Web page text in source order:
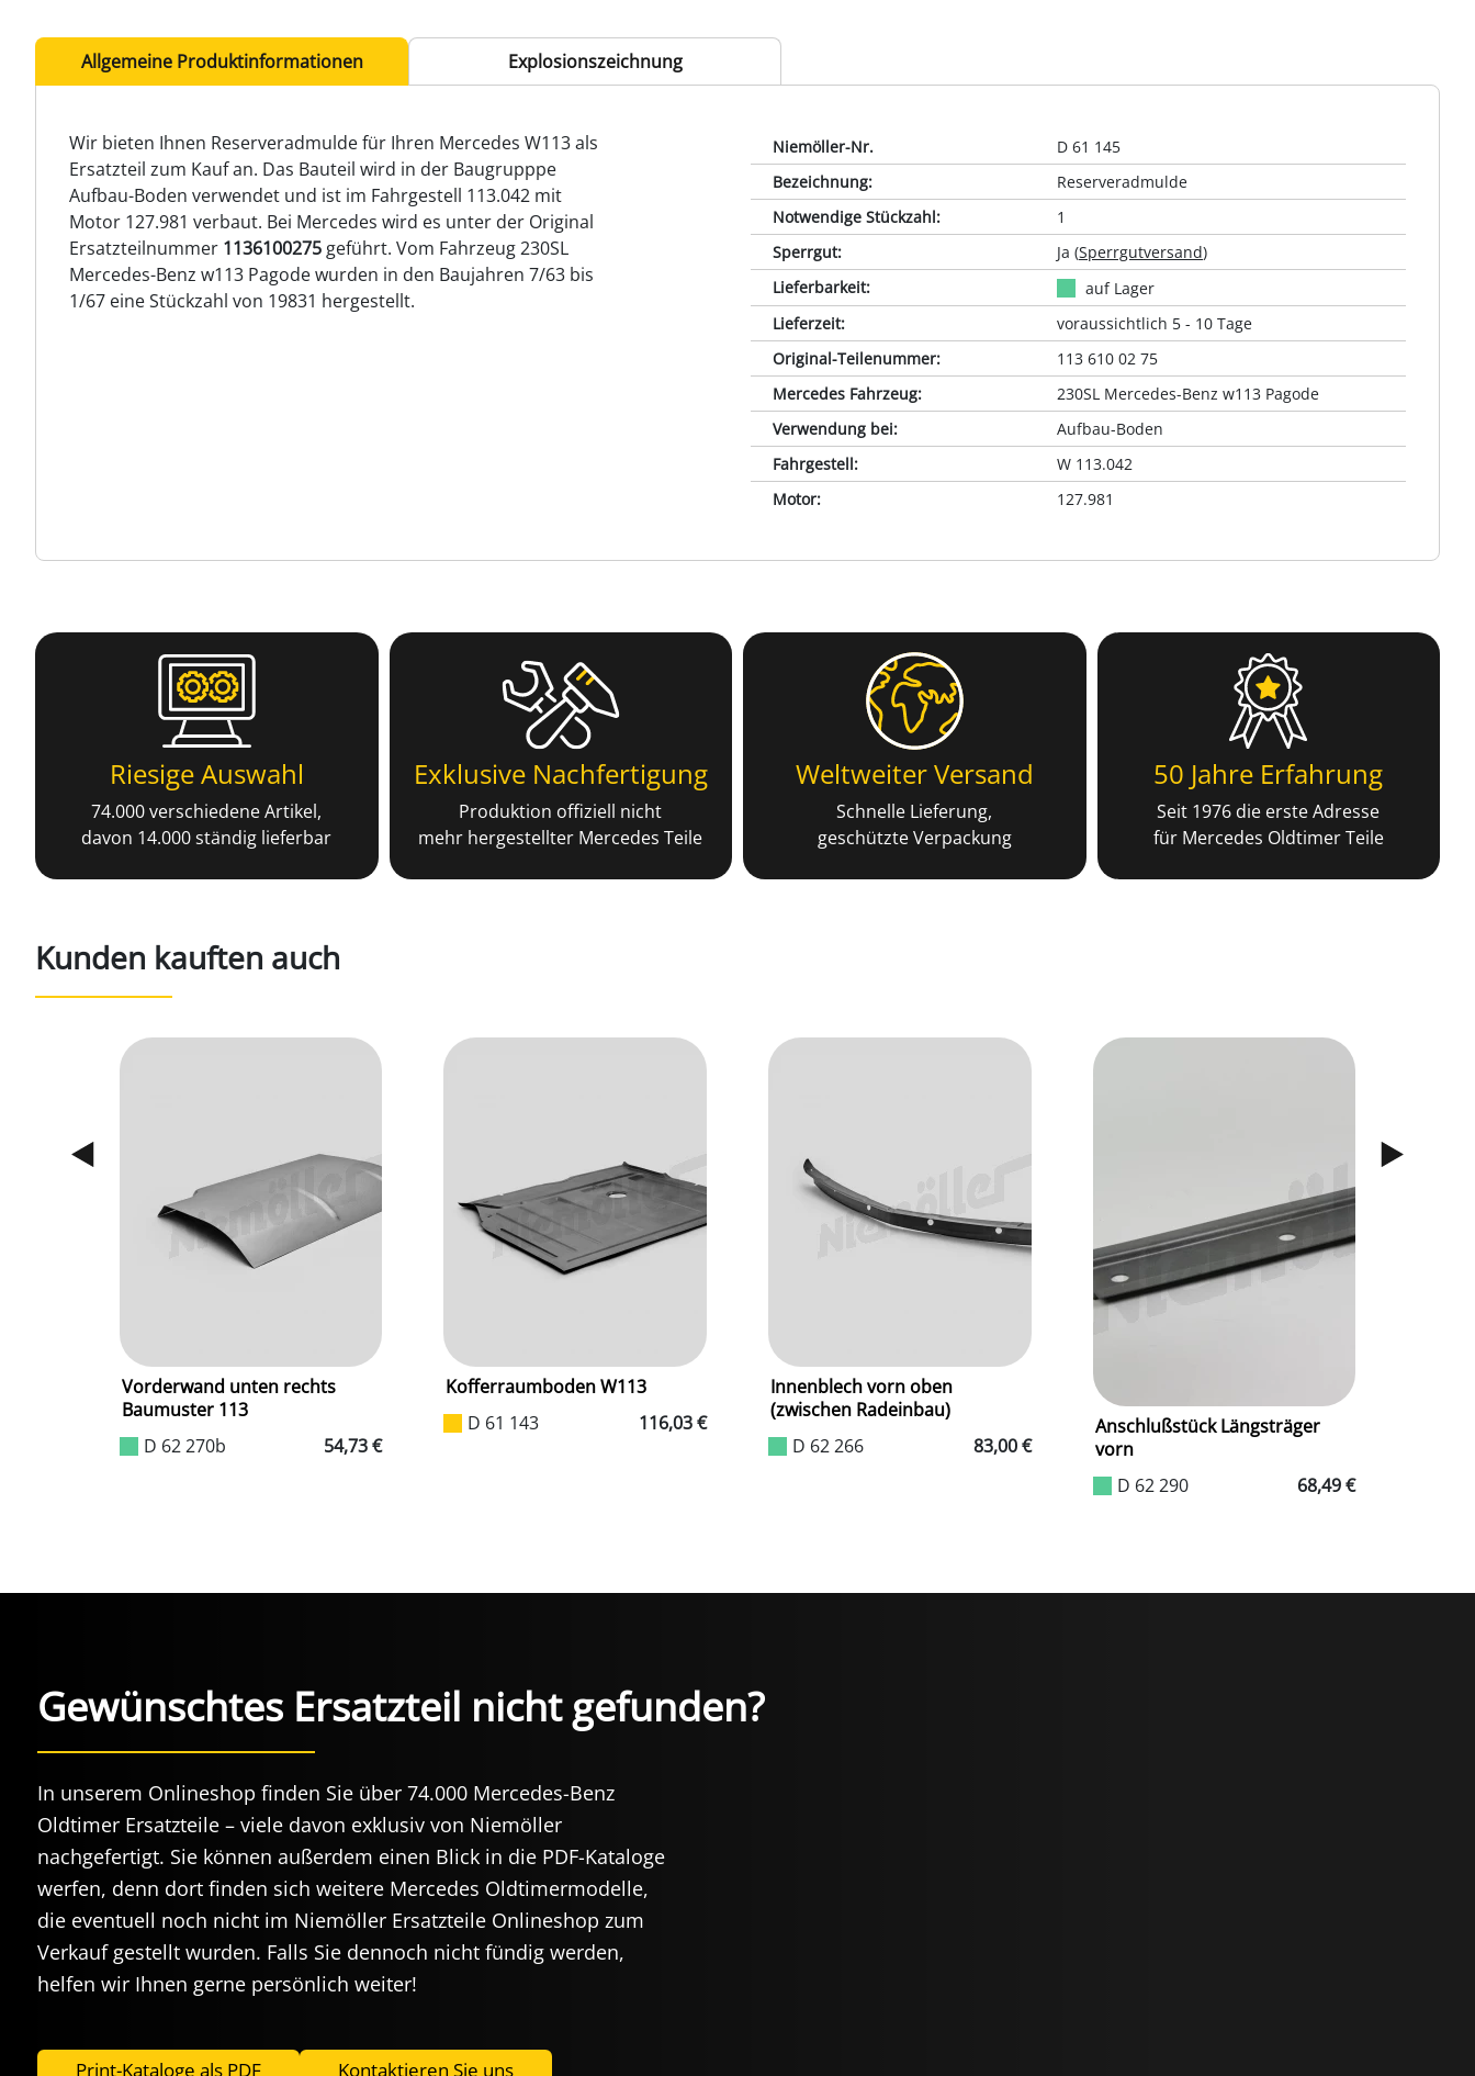
Allgemeine Produktinformationen Explosionszeichnung
Wir bieten Ihnen Reserveradmulde für Ihren Mercedes W113 als
Ersatzteil zum Kauf an. Das Bauteil wird in der Baugrupppe
Aufbau-Boden verwendet und ist im Fahrgestell 113.042 mit
Motor 127.981 verbaut. Bei Mercedes wird es unter der Original
Ersatzteilnummer 1136100275 geführt. Vom Fahrzeug 230SL
Mercedes-Benz w113 Pagode wurden in den Baujahren 7/63 bis
1/67 eine Stückzahl von 19831 hergestellt.
Niemöller-Nr.
D 61 145
Bezeichnung:
Reserveradmulde
Notwendige Stückzahl:
1
Sperrgut: Ja (Sperrgutversand)
Lieferbarkeit:
auf Lager
Lieferzeit:
voraussichtlich 5 - 10 Tage
Original-Teilenummer:
113 610 02 75
Mercedes Fahrzeug:
230SL Mercedes-Benz w113 Pagode
Verwendung bei:
Aufbau-Boden
Fahrgestell:
W 113.042
Motor: 127.981
Riesige Auswahl
74.000 verschiedene Artikel,
davon 14.000 ständig lieferbar
Exklusive Nachfertigung
Produktion offiziell nicht
mehr hergestellter Mercedes Teile
Weltweiter Versand
Schnelle Lieferung,
geschützte Verpackung
50 Jahre Erfahrung
Seit 1976 die erste Adresse
für Mercedes Oldtimer Teile
Kunden kauften auch
Vorderwand unten rechts
Baumuster 113
D 62 270b
54,73 €
Kofferraumboden W113
D 61 143
116,03 €
Innenblech vorn oben
(zwischen Radeinbau)
D 62 266
83,00 €
Anschlußstück Längsträger
vorn
D 62 290
68,49 €
Gewünschtes Ersatzteil nicht gefunden?
In unserem Onlineshop finden Sie über 74.000 Mercedes-Benz
Oldtimer Ersatzteile – viele davon exklusiv von Niemöller
nachgefertigt. Sie können außerdem einen Blick in die PDF-Kataloge
werfen, denn dort finden sich weitere Mercedes Oldtimermodelle,
die eventuell noch nicht im Niemöller Ersatzteile Onlineshop zum
Verkauf gestellt wurden. Falls Sie dennoch nicht fündig werden,
helfen wir Ihnen gerne persönlich weiter!
Print-Kataloge als PDF Kontaktieren Sie uns